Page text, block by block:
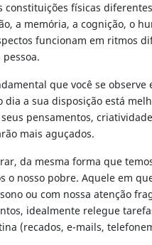
constituições físicas
a memória, a cognição, o
funcionam em ritmos
que você se observe
dia a sua disposição está
pensamentos,
mais aguçados.
da mesma forma que
o nosso pobre. Aquele em
ou com nossa atenção
idealmente relegue
(recados, e-mails,